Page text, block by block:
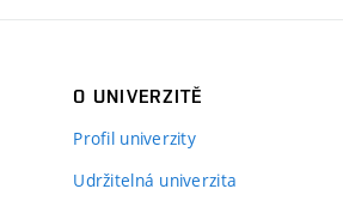
O UNIVERZITĚ
Profil univerzity
Udržitelná univerzita